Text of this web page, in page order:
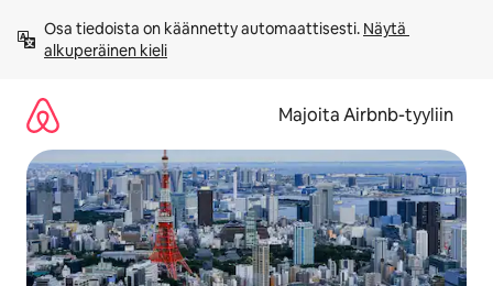
sisältö
väliin
Osa tiedoista on käännetty automaattisesti. Näytä
alkuperäinen kieli
Majoita Airbnb-tyyliin